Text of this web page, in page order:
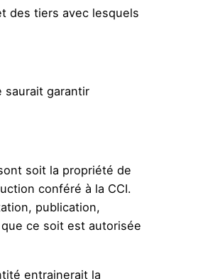
des tiers avec lesquels
saurait garantir
soit la propriété de
conféré à la CCI.
publication,
ce soit est autorisée
entrainerait la